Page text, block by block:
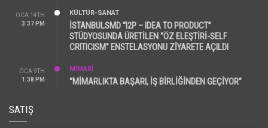
OCA 14TH
3:37 PM
KÜLTÜR-SANAT
İSTANBULSMD “I2P – IDEA TO PRODUCT”
STÜDYOSUNDA ÜRETİLEN “ÖZ ELEŞTİRİ-SELF
CRITICISM” ENSTELASYONU ZİYARETE AÇILDI
OCA 9TH
1:38 PM
MİMARİ
“MİMARLIKTA BAŞARI, İŞ BİRLİĞİNDEN GEÇİYOR”
SATIŞ